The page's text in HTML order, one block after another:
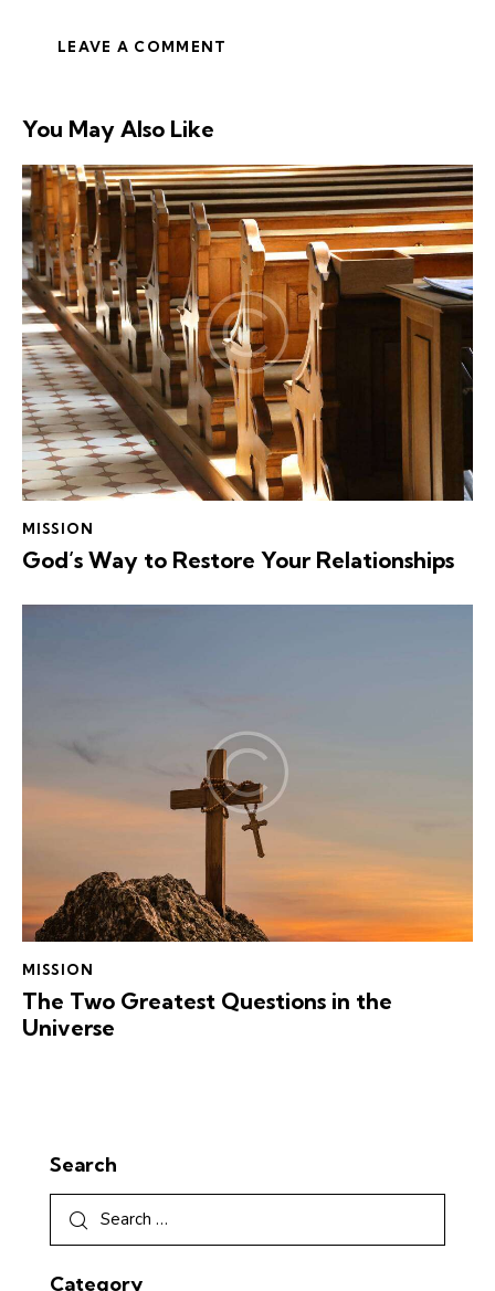
You May Also Like
MISSION
God’s Way to Restore Your Relationships
MISSION
The Two Greatest Questions in the
Universe
Search
Category